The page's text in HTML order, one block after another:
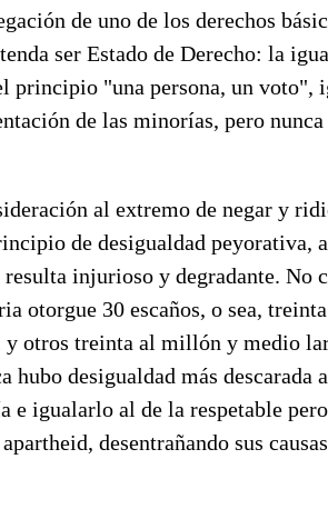
de uno de los derechos
ser Estado de Derecho: la
principio "una persona, un voto",
de las minorías, pero
al extremo de negar y
de desigualdad
resulta injurioso y degradante. No
otorgue 30 escaños, o sea,
otros treinta al millón y medio
hubo desigualdad más descarada
e igualarlo al de la respetable
desentrañando sus